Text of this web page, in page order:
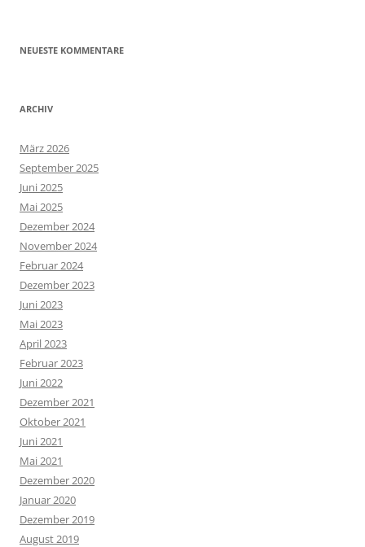
NEUESTE KOMMENTARE
ARCHIV
März 2026
September 2025
Juni 2025
Mai 2025
Dezember 2024
November 2024
Februar 2024
Dezember 2023
Juni 2023
Mai 2023
April 2023
Februar 2023
Juni 2022
Dezember 2021
Oktober 2021
Juni 2021
Mai 2021
Dezember 2020
Januar 2020
Dezember 2019
August 2019